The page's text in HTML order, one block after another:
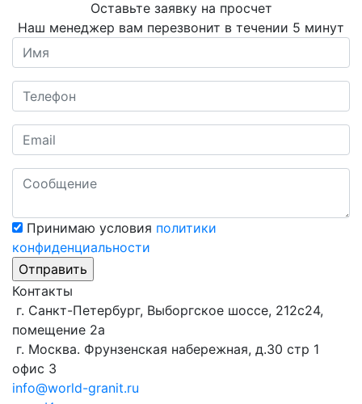
Оставьте заявку на просчет
Наш менеджер вам перезвонит в течении 5 минут
Принимаю условия политики
конфиденциальности
Контакты
г. Санкт-Петербург, Выборгское шоссе, 212с24,
помещение 2а
г. Москва. Фрунзенская набережная, д.30 стр 1
офис 3
info@world-granit.ru